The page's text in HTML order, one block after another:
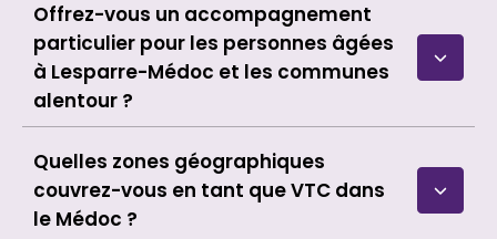
Offrez-vous un accompagnement
particulier pour les personnes âgées
à Lesparre-Médoc et les communes
alentour ?
Quelles zones géographiques
couvrez-vous en tant que VTC dans
le Médoc ?